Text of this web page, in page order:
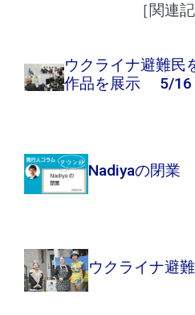
［関連
ウクライナ避難民
作品を展示 5/16
Nadiyaの閉業
ウクライナ避